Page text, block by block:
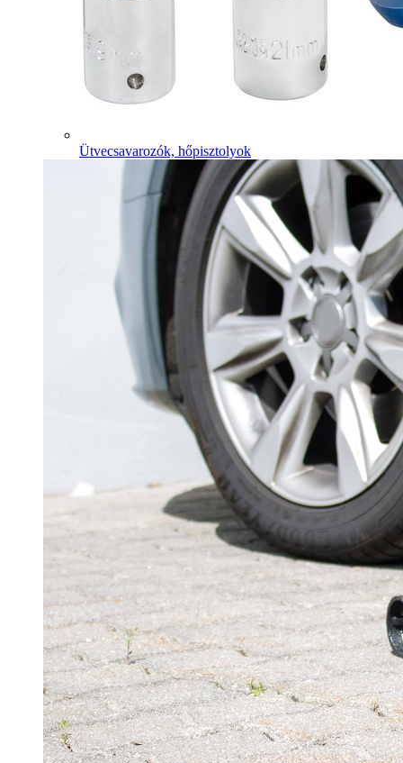
Ütvecsavarozók, hőpisztolyok